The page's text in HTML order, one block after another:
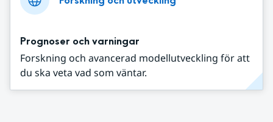
Prognoser och varningar
Forskning och avancerad modellutveckling för att
du ska veta vad som väntar.